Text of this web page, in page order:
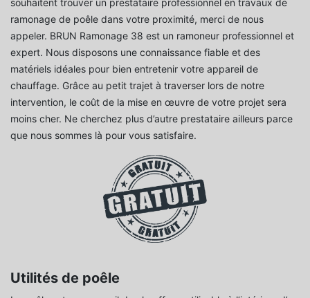
souhaitent trouver un prestataire professionnel en travaux de
ramonage de poêle dans votre proximité, merci de nous
appeler. BRUN Ramonage 38 est un ramoneur professionnel et
expert. Nous disposons une connaissance fiable et des
matériels idéales pour bien entretenir votre appareil de
chauffage. Grâce au petit trajet à traverser lors de notre
intervention, le coût de la mise en œuvre de votre projet sera
moins cher. Ne cherchez plus d’autre prestataire ailleurs parce
que nous sommes là pour vous satisfaire.
Utilités de poêle